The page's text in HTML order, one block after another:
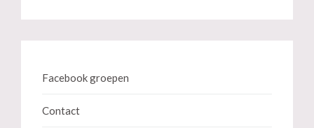
Facebook groepen
Contact